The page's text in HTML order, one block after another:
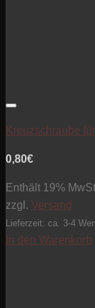
Kreuzschraube
0,80€
Enthält 19%
zzgl. Versand
Lieferzeit: ca. 3-4
In den Warenkorb